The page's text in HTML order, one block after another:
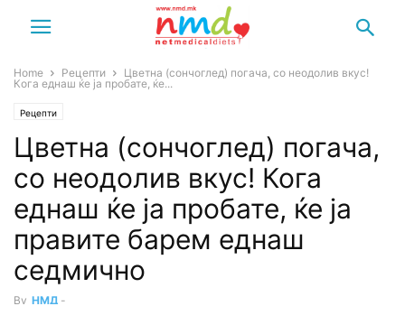
Home Рецепти
Цветна (сончоглед) погача, со неодолив вкус!
Кога еднаш ќе ја пробате, ќе...
Рецепти
Цветна (сончоглед) погача,
со неодолив вкус! Кога
еднаш ќе ја пробате, ќе ја
правите барем еднаш
седмично
By НМД -